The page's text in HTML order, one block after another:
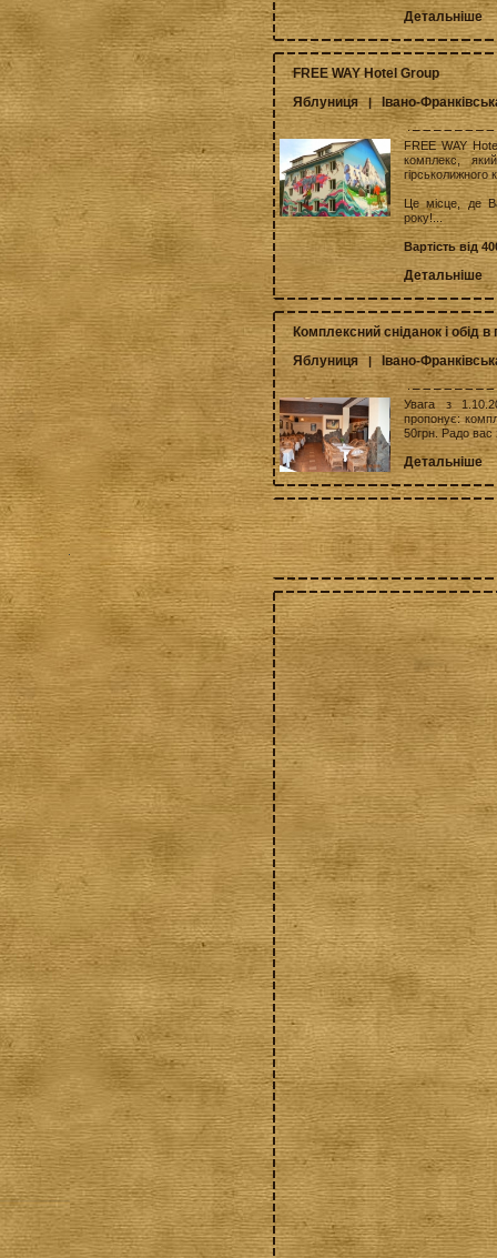
Детальніше
FREE WAY Hotel Group
Яблуниця |Івано-
FREE WAY
комплекс,
гірськолижного
Це місце, де
року!...
Вартість від
Детальніше
Комплексний сніданок і обід
Яблуниця | Івано-
Увага з
пропонує:
50грн. Радо вас
Детальніше